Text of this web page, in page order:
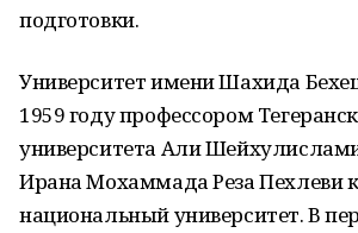
подготовки.
Университет имени Шахида
1959 году профессором
университета Али
ИранаМохаммадаРеза Пехлеви
национальный университет. В